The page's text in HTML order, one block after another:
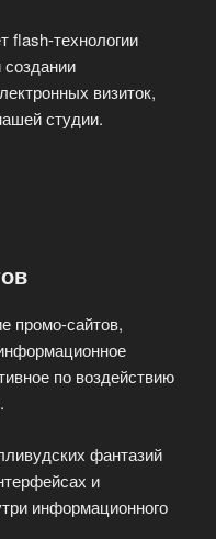
flash-технологии
визиток,
студии.
промо-сайтов,
по воздействию
фантазий
и
информационного